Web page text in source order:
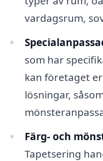
vardagsrum,
som har
kan företaget
lösningar,
Färg- och
Tapetsering